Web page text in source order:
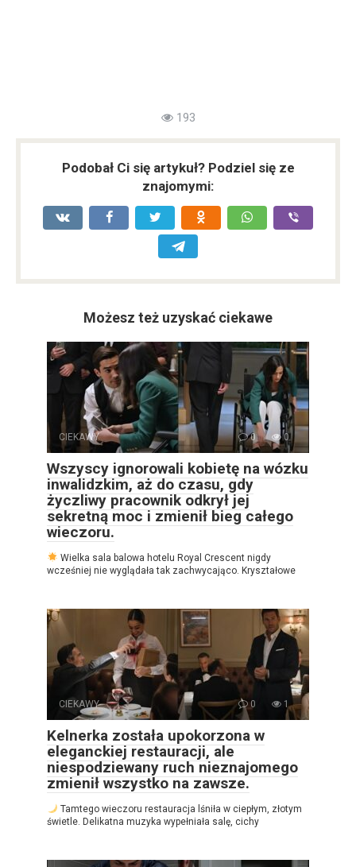
193
Podobał Ci się artykuł? Podziel się ze
znajomymi:
Możesz też uzyskać ciekawe
CIEKAWY 0 0
Wszyscy ignorowali kobietę na wózku
inwalidzkim, aż do czasu, gdy
życzliwy pracownik odkrył jej
sekretną moc i zmienił bieg całego
wieczoru.
Wielka sala balowa hotelu Royal Crescent nigdy
wcześniej nie wyglądała tak zachwycająco. Kryształowe
CIEKAWY 0 1
Kelnerka została upokorzona w
eleganckiej restauracji, ale
niespodziewany ruch nieznajomego
zmienił wszystko na zawsze.
Tamtego wieczoru restauracja lśniła w ciepłym, złotym
świetle. Delikatna muzyka wypełniała salę, cichy